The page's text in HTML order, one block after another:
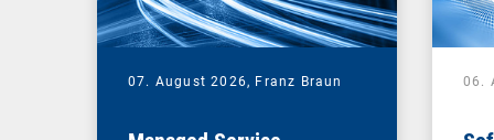
07. August 2026, Franz Braun 06.